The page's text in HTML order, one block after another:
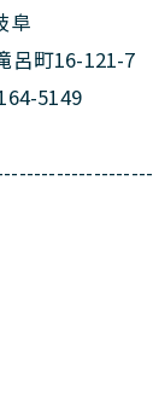
阜
呂町16-121-7
5149